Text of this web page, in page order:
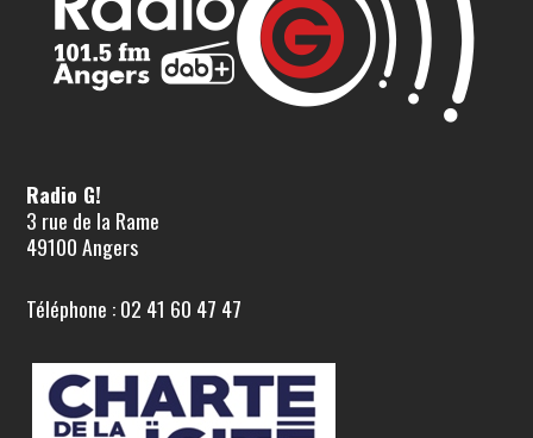
Radio G!
3 rue de la Rame
49100 Angers
Téléphone : 02 41 60 47 47